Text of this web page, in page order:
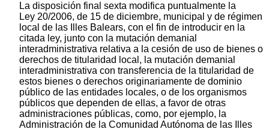
La disposición final sexta modifica puntualmente la
Ley 20/2006, de 15 de diciembre, municipal y de régimen
local de las Illes Balears, con el fin de introducir en la
citada ley, junto con la mutación demanial
interadministrativa relativa a la cesión de uso de bienes o
derechos de titularidad local, la mutación demanial
interadministrativa con transferencia de la titularidad de
estos bienes o derechos originariamente de dominio
público de las entidades locales, o de los organismos
públicos que dependen de ellas, a favor de otras
administraciones públicas, como, por ejemplo, la
Administración de la Comunidad Autónoma de las Illes